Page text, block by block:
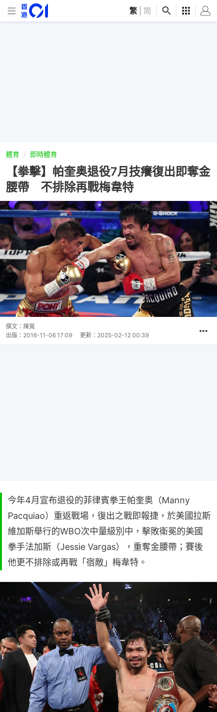
繁 简
體育 即時體育
【拳擊】帕奎奥退役7月技癢復出即奪金
腰帶 不排除再戰梅韋特
撰文： 陳寬
出版： 2016-11-06 17:09 更新： 2025-02-12 00:39
今年4月宣布退役的菲律賓拳王帕奎奥（Manny
Pacquiao）重返戰場，復出之戰即報捷，於美國拉斯
維加斯舉行的WBO次中量級別中，擊敗衛冕的美國
拳手法加斯（Jessie Vargas），重奪金腰帶；賽後
他更不排除或再戰「宿敵」梅韋特。